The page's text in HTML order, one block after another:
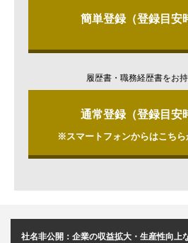
簡単登録（登録目安
履歴書・職務経歴書をお
通常登録（登録目安
※スマートフォンからはこちら
社名非公開：企業の収益拡大・生産性向上